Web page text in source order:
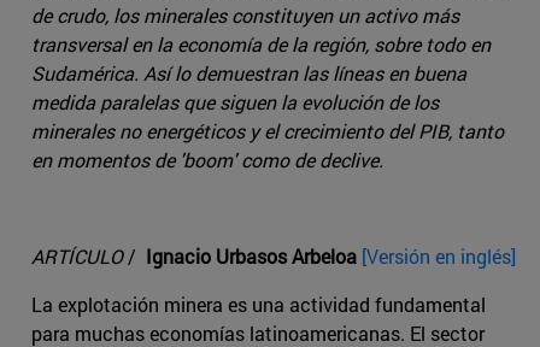
de crudo, los minerales constituyen un activo más
transversal en la economía de la región, sobre todo en
Sudamérica. Así lo demuestran las líneas en buena
medida paralelas que siguen la evolución de los
minerales no energéticos y el crecimiento del PIB, tanto
en momentos de 'boom' como de declive.
ARTÍCULO/ Ignacio Urbasos Arbeloa [Versión en inglés]
La explotación minera es una actividad fundamental
para muchas economías latinoamericanas. El sector